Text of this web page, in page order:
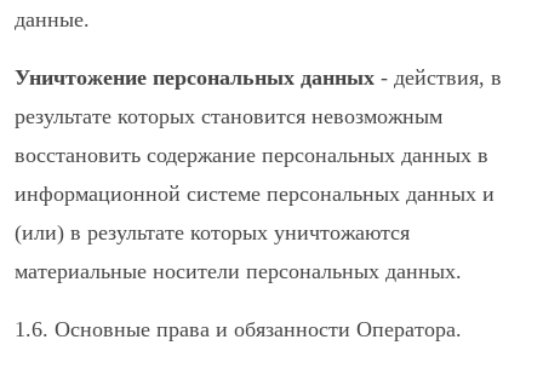
данные.
Уничтожение персональных данных - действия, в
результате которых становится невозможным
восстановить содержание персональных данных в
информационной системе персональных данных и
(или) в результате которых уничтожаются
материальные носители персональных данных.
1.6. Основные права и обязанности Оператора.